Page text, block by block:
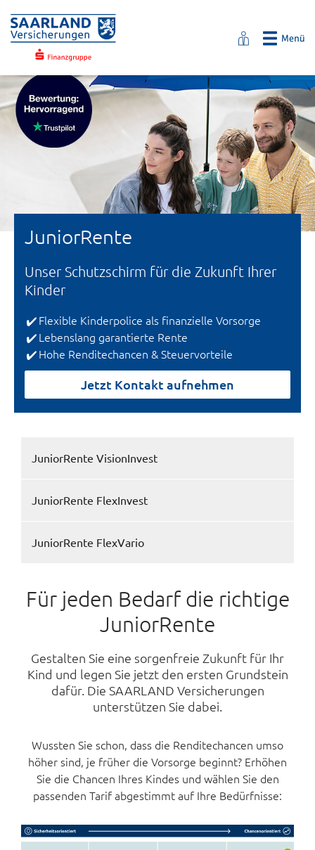
JuniorRente
Unser Schutzschirm für die Zukunft Ihrer
Kinder
Flexible Kinderpolice als finanzielle Vorsorge
Lebenslang garantierte Rente
Hohe Renditechancen & Steuervorteile
Jetzt Kontakt aufnehmen
JuniorRente VisionInvest
JuniorRente FlexInvest
JuniorRente FlexVario
Für jeden Bedarf die richtige
JuniorRente
Gestalten Sie eine sorgenfreie Zukunft für Ihr
Kind und legen Sie jetzt den ersten Grundstein
dafür. Die SAARLAND Versicherungen
unterstützen Sie dabei.
Wussten Sie schon, dass die Renditechancen umso
höher sind, je früher die Vorsorge beginnt? Erhöhen
Sie die Chancen Ihres Kindes und wählen Sie den
passenden Tarif abgestimmt auf Ihre Bedürfnisse: